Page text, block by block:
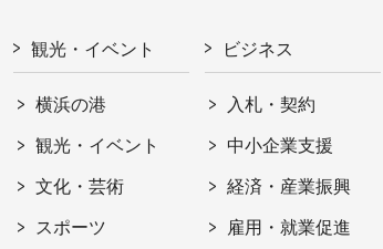
観光・イベント
横浜の港
観光・イベント
文化・芸術
スポーツ
ビジネス
入札・契約
中小企業支援
経済・産業振興
雇用・就業促進